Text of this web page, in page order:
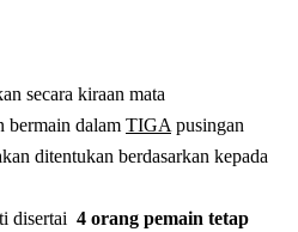
secara kiraan mata
bermain dalam TIGA pusingan
ditentukan berdasarkan kepada
disertai 4 orang pemain tetap